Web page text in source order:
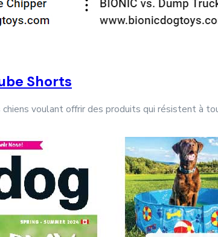
Shorts
chiens voulant offrir des produits qui résistent à